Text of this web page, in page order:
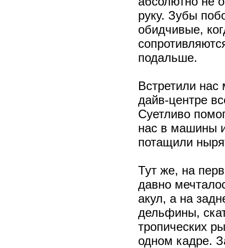
руку. Зубы
обидчивые,
подальше.
Встретили
дайв-центре
Суетливо
нас в машины
потащили
Тут же, на
давно
акул, а на
дельфины,
тропических
одном кадре.